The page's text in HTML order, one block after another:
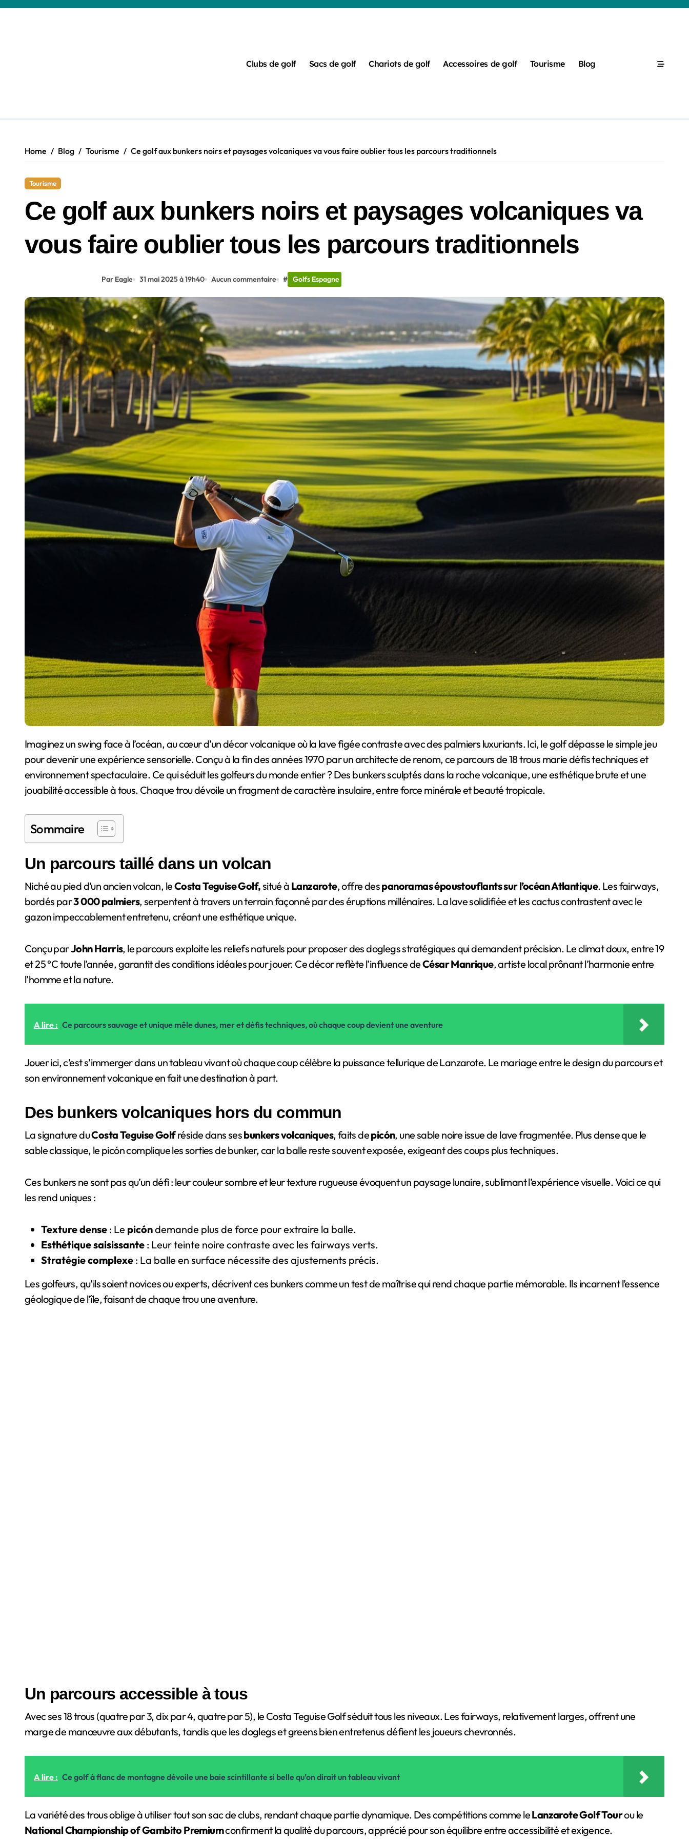
Clubs de golf Sacs de golf Chariots de golf Accessoires de golf Tourisme Blog
Home Blog Tourisme Ce golf aux bunkers noirs et paysages volcaniques va vous faire oublier tous les parcours traditionnels
Tourisme
Ce golf aux bunkers noirs et paysages volcaniques va
vous faire oublier tous les parcours traditionnels
Par Eagle 31 mai 2025 à 19h40 Aucun commentaire # Golfs Espagne
Imaginez un swing face à l’océan, au cœur d’un décor volcanique où la lave figée contraste avec des palmiers luxuriants. Ici, le golf dépasse le simple jeu
pour devenir une expérience sensorielle. Conçu à la fin des années 1970 par un architecte de renom, ce parcours de 18 trous marie défis techniques et
environnement spectaculaire. Ce qui séduit les golfeurs du monde entier ? Des bunkers sculptés dans la roche volcanique, une esthétique brute et une
jouabilité accessible à tous. Chaque trou dévoile un fragment de caractère insulaire, entre force minérale et beauté tropicale.
Sommaire
Un parcours taillé dans un volcan
Niché au pied d’un ancien volcan, leCosta Teguise Golf,situé à Lanzarote, offre despanoramas époustouflants sur l’océan Atlantique. Les fairways,
bordés par3 000 palmiers, serpentent à travers un terrain façonné par des éruptions millénaires. La lave solidifiée et les cactus contrastent avec le
gazon impeccablement entretenu, créant une esthétique unique.
Conçu parJohn Harris, le parcours exploite les reliefs naturels pour proposer des doglegs stratégiques qui demandent précision. Le climat doux, entre 19
et 25 °C toute l’année, garantit des conditions idéales pour jouer. Ce décor reflète l’influence deCésar Manrique, artiste local prônant l’harmonie entre
l’homme et la nature.
A lire : Ce parcours sauvage et unique mêle dunes, mer et défis techniques, où chaque coup devient une aventure
Jouer ici, c’est s’immerger dans un tableau vivant où chaque coup célèbre la puissance tellurique de Lanzarote. Le mariage entre le design du parcours et
son environnement volcanique en fait une destination à part.
Des bunkers volcaniques hors du commun
La signature duCosta Teguise Golfréside dans sesbunkers volcaniques, faits depicón, une sable noire issue de lave fragmentée. Plus dense que le
sable classique, le picón complique les sorties de bunker, car la balle reste souvent exposée, exigeant des coups plus techniques.
Ces bunkers ne sont pas qu’un défi : leur couleur sombre et leur texture rugueuse évoquent un paysage lunaire, sublimant l’expérience visuelle. Voici ce qui
les rend uniques :
Texture dense : Le picóndemande plus de force pour extraire la balle.
Esthétique saisissante : Leur teinte noire contraste avec les fairways verts.
Stratégie complexe : La balle en surface nécessite des ajustements précis.
Les golfeurs, qu’ils soient novices ou experts, décrivent ces bunkers comme un test de maîtrise qui rend chaque partie mémorable. Ils incarnent l’essence
géologique de l’île, faisant de chaque trou une aventure.
Un parcours accessible à tous
Avec ses 18 trous (quatre par 3, dix par 4, quatre par 5), le Costa Teguise Golf séduit tous les niveaux. Les fairways, relativement larges, offrent une
marge de manœuvre aux débutants, tandis que les doglegs et greens bien entretenus défient les joueurs chevronnés.
A lire : Ce golf à flanc de montagne dévoile une baie scintillante si belle qu’on dirait un tableau vivant
La variété des trous oblige à utiliser tout son sac de clubs, rendant chaque partie dynamique. Des compétitions comme leLanzarote Golf Tourou le
National Championship of Gambito Premiumconfirment la qualité du parcours, apprécié pour son équilibre entre accessibilité et exigence.